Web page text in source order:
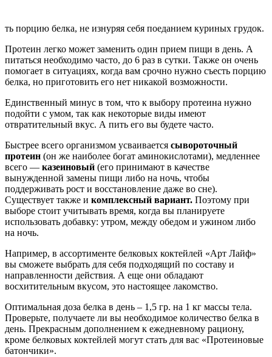
ть порцию белка, не изнуряя себя поеданием куриных грудок.
Протеин легко может заменить один прием пищи в день. А
питаться необходимо часто, до 6 раз в сутки. Также он очень
помогает в ситуациях, когда вам срочно нужно съесть порцию
белка, но приготовить его нет никакой возможности.
Единственный минус в том, что к выбору протеина нужно
подойти с умом, так как некоторые виды имеют
отвратительный вкус. А пить его вы будете часто.
Быстрее всего организмом усваивается сывороточный
протеин (он же наиболее богат аминокислотами), медленнее
всего — казеиновый (его принимают в качестве
вынужденной замены пищи либо на ночь, чтобы
поддерживать рост и восстановление даже во сне).
Существует также и комплексный вариант. Поэтому при
выборе стоит учитывать время, когда вы планируете
использовать добавку: утром, между обедом и ужином либо
на ночь.
Например, в ассортименте белковых коктейлей «Арт Лайф»
вы сможете выбрать для себя подходящий по составу и
направленности действия. А еще они обладают
восхитительным вкусом, это настоящее лакомство.
Оптимальная доза белка в день – 1,5 гр. на 1 кг массы тела.
Проверьте, получаете ли вы необходимое количество белка в
день. Прекрасным дополнением к ежедневному рациону,
кроме белковых коктейлей могут стать для вас «Протеиновые
батончики».